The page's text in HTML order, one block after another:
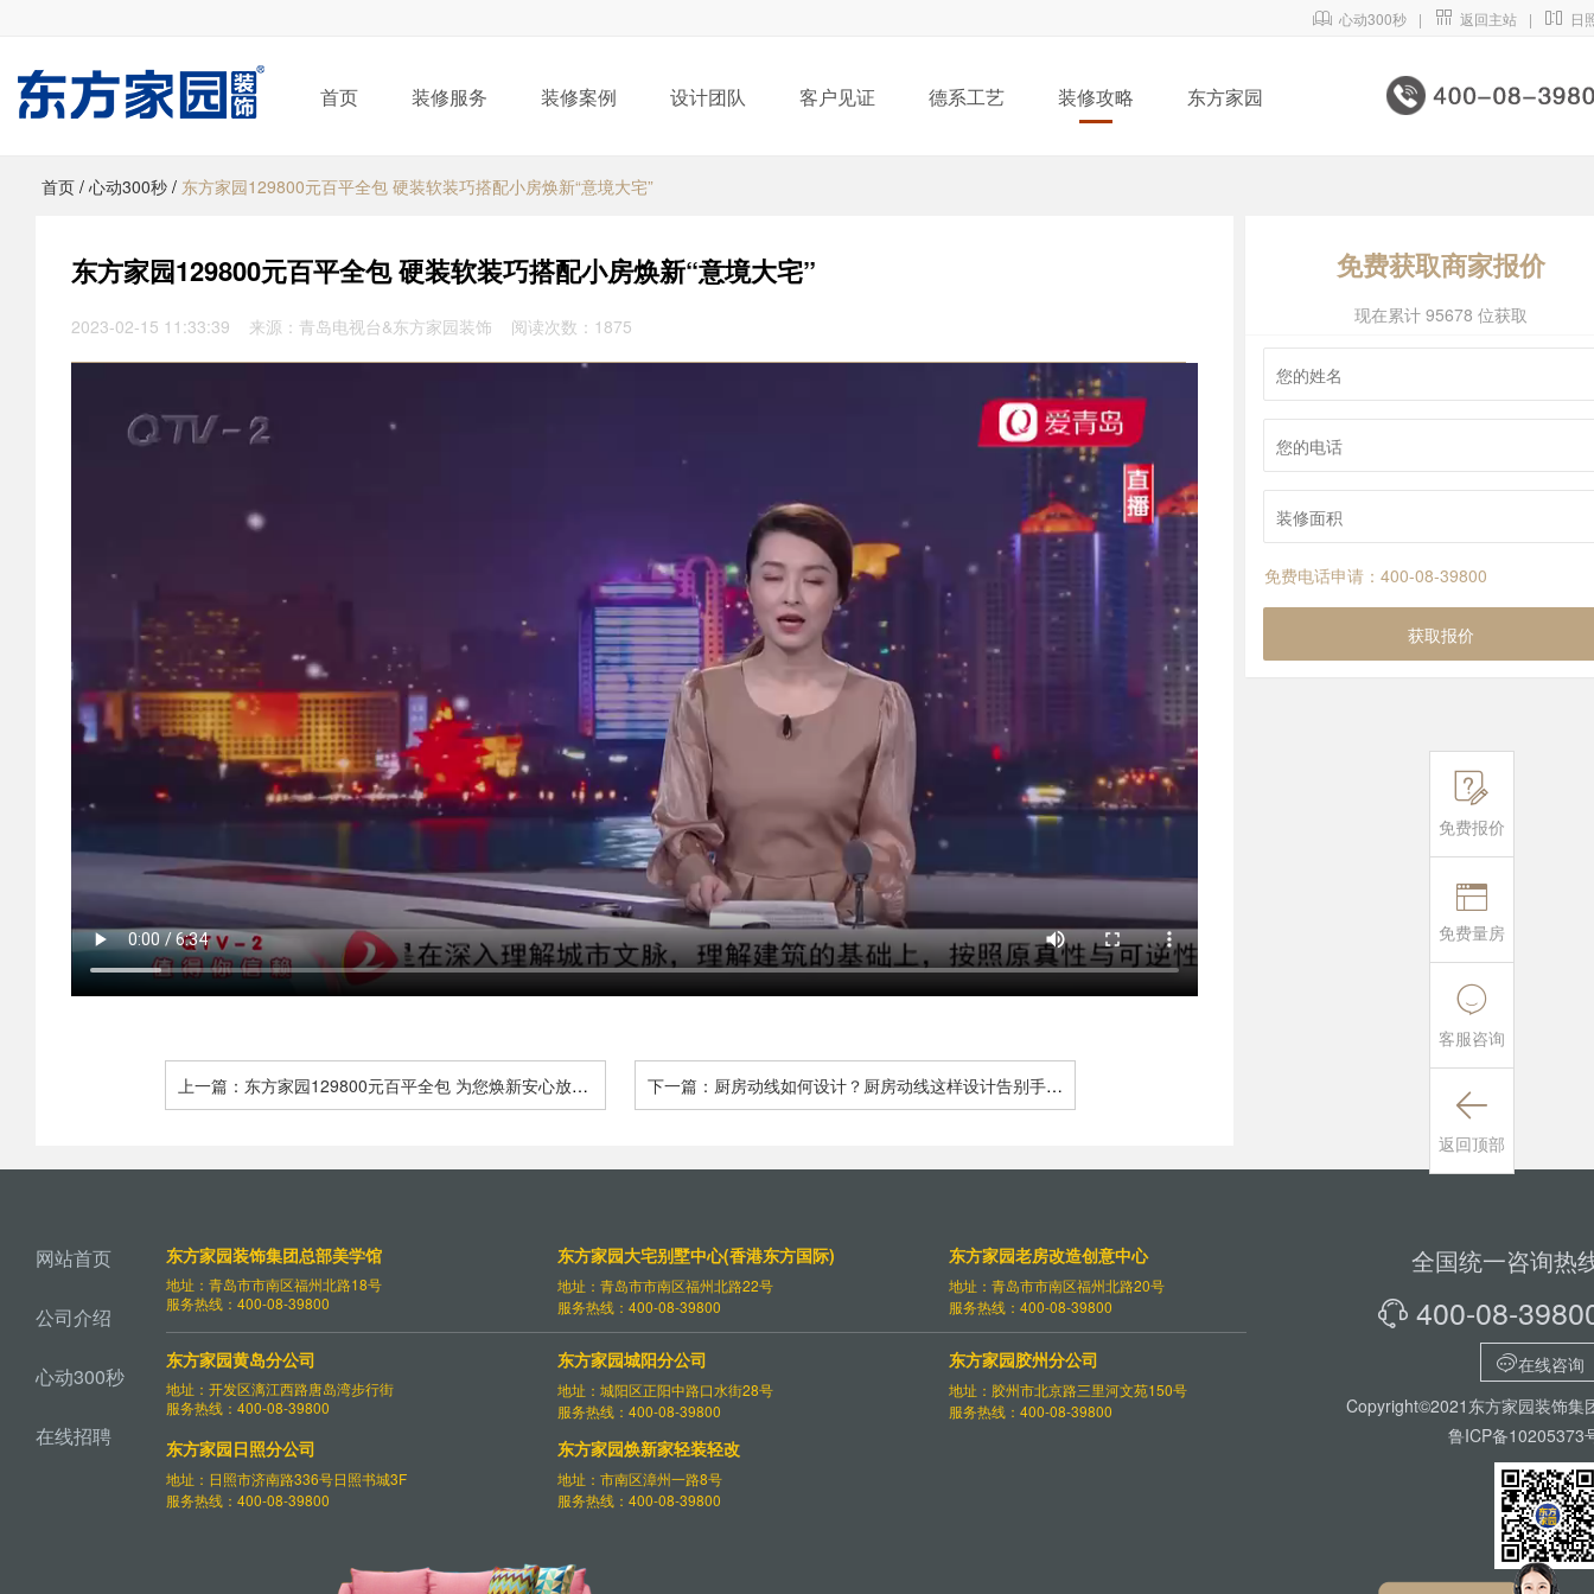
 心动300秒 |  返回主站 |  日
首页 装修服务 装修案例 设计团队 客户见证 德系工艺 装修攻略 东方家园
首页 / 心动300秒 / 东方家园129800元百平全包 硬装软装巧搭配小房焕新“意境大宅”
东方家园129800元百平全包 硬装软装巧搭配小房焕新“意境大宅”
2023-02-15 11:33:39 来源：青岛电视台&东方家园装饰 阅读次数：1875
上一篇：东方家园129800元百平全包 为您焕新安心放
下一篇：厨房动线如何设计？厨房动线这样设计告别手忙
免费获取商家报价
现在累计 95678 位获取
免费电话申请：400-08-39800
获取报价
网站首页
公司介绍
心动300秒
在线招聘
东方家园装饰集团总部美学馆
地址：青岛市市南区福州北路18号
服务热线：400-08-39800
东方家园大宅别墅中心(香港东方国际)
地址：青岛市市南区福州北路22号
服务热线：400-08-39800
东方家园老房改造创意中心
地址：青岛市市南区福州北路20号
服务热线：400-08-39800
东方家园黄岛分公司
地址：开发区漓江西路唐岛湾步行街
服务热线：400-08-39800
东方家园城阳分公司
地址：城阳区正阳中路口水街28号
服务热线：400-08-39800
东方家园胶州分公司
地址：胶州市北京路三里河文苑150号
服务热线：400-08-39800
东方家园日照分公司
地址：日照市济南路336号日照书城3F
服务热线：400-08-39800
东方家园焕新家轻装轻改
地址：市南区漳州一路8号
服务热线：400-08-39800
全国统一咨询热
 400-08-
在线咨询
Copyright©2021东方家园装饰集
鲁ICP备10205373

免费报价

免费量房

客服咨询

返回顶部